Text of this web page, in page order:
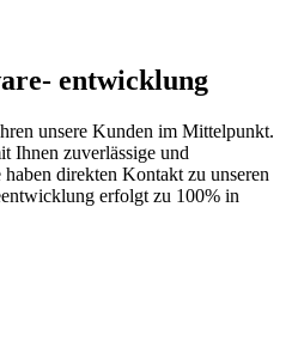
entwicklung
unsere Kunden im Mittelpunkt.
Ihnen zuverlässige und
direkten Kontakt zu unseren
erfolgt zu 100% in